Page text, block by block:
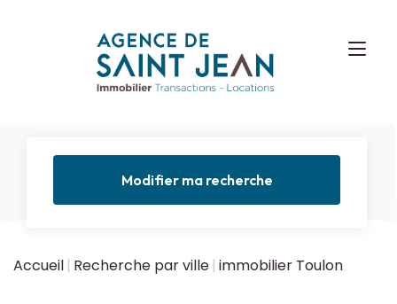
Modifier ma recherche
Accueil Recherche par ville immobilier Toulon